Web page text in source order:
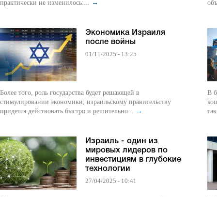
практически не изменилось:... →
Экономика Израиля
после войны
01/11/2025 - 13:25
Более того, роль государства будет решающей в
стимулировании экономики; израильскому правительству
придется действовать быстро и решительно... →
Израиль - один из
мировых лидеров по
инвестициям в глубокие
технологии
27/04/2025 - 10:41
В